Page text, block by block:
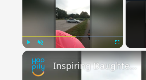
Fullscreen
Inspiring Daughter Shouts Words Of Encouragement To Mom On Weight Loss Journey | Happily TV